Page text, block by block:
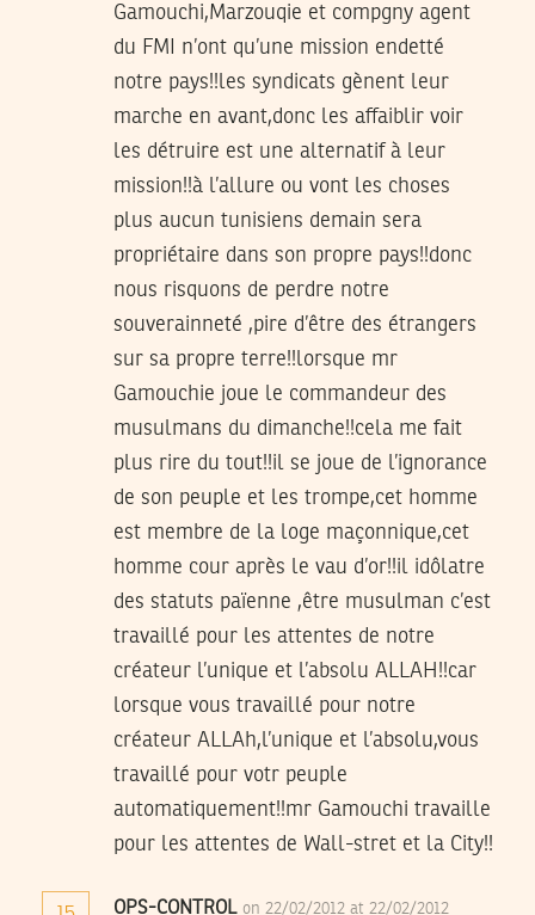
Gamouchi,Marzouqie et compgny agent
du FMI n’ont qu’une mission endetté
notre pays!!les syndicats gènent leur
marche en avant,donc les affaiblir voir
les détruire est une alternatif à leur
mission!!à l’allure ou vont les choses
plus aucun tunisiens demain sera
propriétaire dans son propre pays!!donc
nous risquons de perdre notre
souverainneté ,pire d’être des étrangers
sur sa propre terre!!lorsque mr
Gamouchie joue le commandeur des
musulmans du dimanche!!cela me fait
plus rire du tout!!il se joue de l’ignorance
de son peuple et les trompe,cet homme
est membre de la loge maçonnique,cet
homme cour après le vau d’or!!il idôlatre
des statuts païenne ,être musulman c’est
travaillé pour les attentes de notre
créateur l’unique et l’absolu ALLAH!!car
lorsque vous travaillé pour notre
créateur ALLAh,l’unique et l’absolu,vous
travaillé pour votr peuple
automatiquement!!mr Gamouchi travaille
pour les attentes de Wall-stret et la City!!
OPS-CONTROL on 22/02/2012 at 22/02/2012